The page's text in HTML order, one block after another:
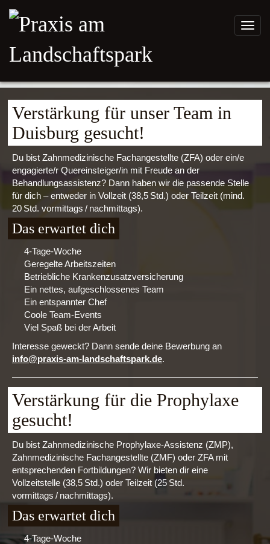
Verstärkung für unser Team in
Duisburg gesucht!
Du bist Zahnmedizinische Fachangestellte (ZFA) oder ein/e
engagierte/r Quereinsteiger/in mit Freude an der
Behandlungsassistenz? Dann haben wir die passende Stelle
für dich – entweder in Vollzeit (38,5 Std.) oder Teilzeit (mind.
20 Std. vormittags / nachmittags).
Das erwartet dich
4‑Tage‑Woche
Geregelte Arbeitszeiten
Betriebliche Krankenzusatzversicherung
Ein nettes, aufgeschlossenes Team
Ein entspannter Chef
Coole Team‑Events
Viel Spaß bei der Arbeit
Interesse geweckt? Dann sende deine Bewerbung an
info@praxis-am-landschaftspark.de.
Verstärkung für die Prophylaxe
gesucht!
Du bist Zahnmedizinische Prophylaxe‑Assistenz (ZMP),
Zahnmedizinische Fachangestellte (ZMF) oder ZFA mit
entsprechenden Fortbildungen? Wir bieten dir eine
Vollzeitstelle (38,5 Std.) oder Teilzeit (25 Std.
vormittags / nachmittags).
Das erwartet dich
4‑Tage‑Woche